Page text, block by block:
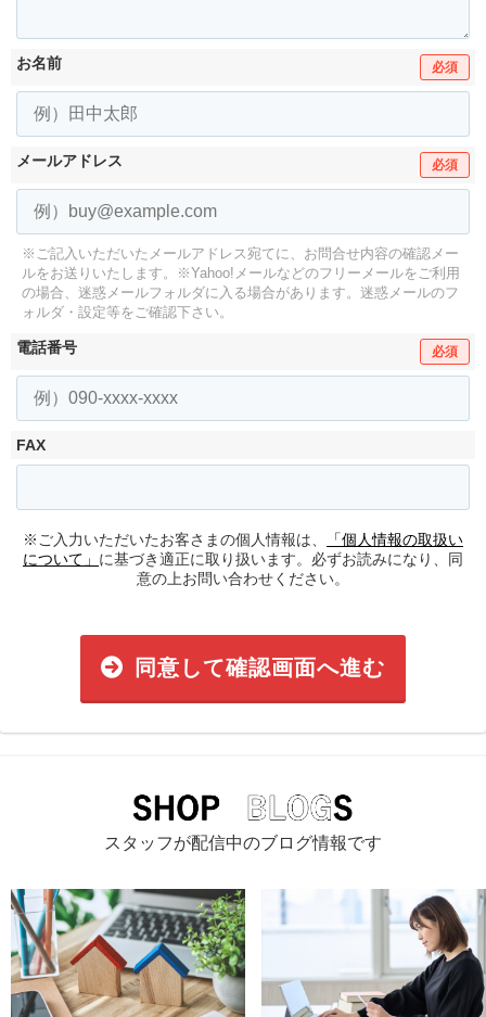
お名前 必須
メールアドレス 必須
※ご記入いただいたメールアドレス宛てに、お問合せ内容の確認メー
ルをお送りいたします。
※Yahoo!メールなどのフリーメールをご利用
の場合、迷惑メールフォルダに入る場合があります。 迷惑メールのフ
ォルダ・設定等をご確認下さい。
電話番号 必須
FAX
※ご入力いただいたお客さまの個人情報は、
「個人情報の取扱い
について」 に基づき適正に取り扱います。必ずお読みになり、同
意の上お問い合わせください。
同意して確認画面へ進む
スタッフが配信中のブログ情報です